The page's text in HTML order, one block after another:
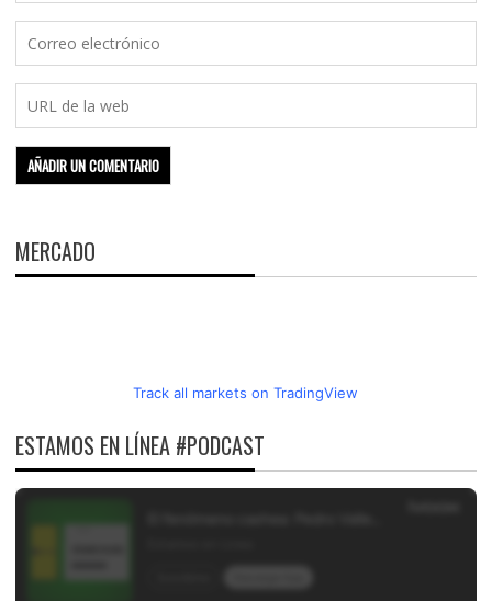
MERCADO
Track all markets on TradingView
ESTAMOS EN LÍNEA #PODCAST